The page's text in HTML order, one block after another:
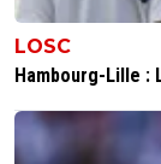
LOSC
Hambourg-Lille :